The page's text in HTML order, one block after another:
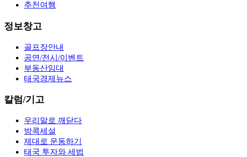
추천여행
정보창고
골프장안내
공연/전시/이벤트
부동산임대
태국경제뉴스
칼럼/기고
우리말로 깨닫다
방콕세설
제대로 운동하기
태국 투자와 세법